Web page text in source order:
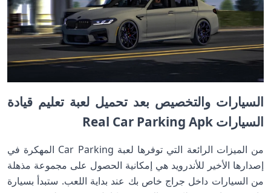
السيارات والتخصيص بعد تحميل لعبة تعليم قيادة
السيارات Real Car Parking Apk
من الميزات الرائعة التي توفرها لعبة Car Parking المهكرة في
إصدارها الأخير للأندرويد هي إمكانية الحصول على مجموعة مذهلة
من السيارات داخل جراج خاص بك عند بداية اللعب. ستبدأ بسيارة